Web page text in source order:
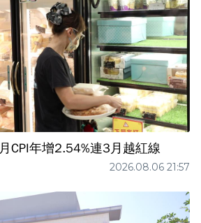
CPI年增2.54%連3月越紅線
2026.08.06 21:57